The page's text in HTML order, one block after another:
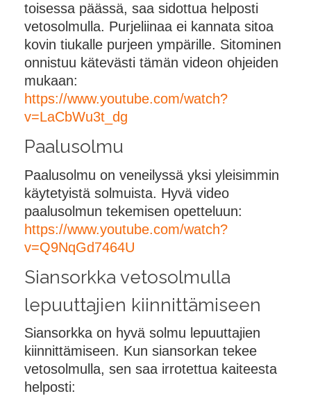
toisessa päässä, saa sidottua helposti
vetosolmulla. Purjeliinaa ei kannata sitoa
kovin tiukalle purjeen ympärille. Sitominen
onnistuu kätevästi tämän videon ohjeiden
mukaan:
https://www.youtube.com/watch?
v=LaCbWu3t_dg
Paalusolmu
Paalusolmu on veneilyssä yksi yleisimmin
käytetyistä solmuista. Hyvä video
paalusolmun tekemisen opetteluun:
https://www.youtube.com/watch?
v=Q9NqGd7464U
Siansorkka vetosolmulla
lepuuttajien kiinnittämiseen
Siansorkka on hyvä solmu lepuuttajien
kiinnittämiseen. Kun siansorkan tekee
vetosolmulla, sen saa irrotettua kaiteesta
helposti: